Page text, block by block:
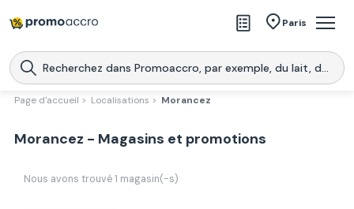
Paris
Magasins
Produits
Promoaccro
l'application
Page d'accueil > Localisations > Morancez
Morancez - Magasins et promotions
Nous avons trouvé 1 magasin(-s)